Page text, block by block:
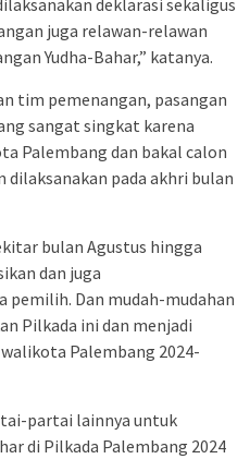
juga relawan-relawan
Yudha-Bahar,” katanya.
tim pemenangan, pasangan
sangat singkat karena
Palembang dan bakal calon
pada akhri bulan
bulan Agustus hingga
dan juga
pemilih. Dan mudah-mudahan
Pilkada ini dan menjadi
Palembang 2024-
partai lainnya untuk
di Pilkada Palembang 2024